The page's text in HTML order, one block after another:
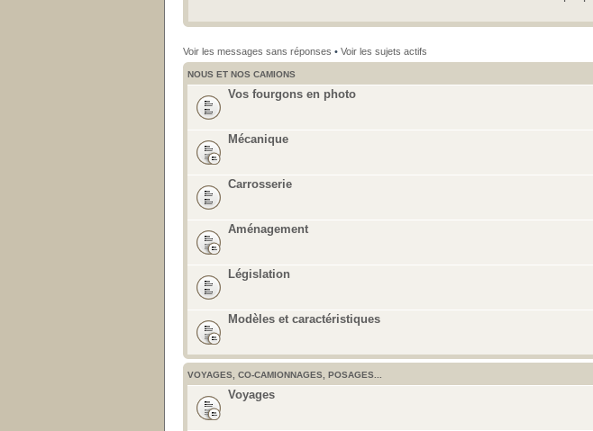
Voir les messages sans réponses • Voir les sujets actifs
NOUS ET NOS CAMIONS
Vos fourgons en photo
Mécanique
Carrosserie
Aménagement
Législation
Modèles et caractéristiques
VOYAGES, CO-CAMIONNAGES, POSAGES...
Voyages